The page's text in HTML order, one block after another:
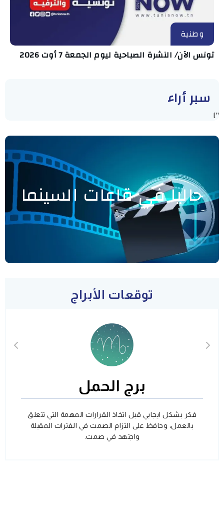
وطنية
تونس الآن/ النشرة الصباحية ليوم الجمعة 7 أوت 2026
سبر أراء
"]
حاليا في قاعات السينما
توقعات الأبراج
برج الحمل
فكر بشكل ايجابي قبل اتخاذ القرارات المهمة التي تتعلق
بالعمل، وحافظ على التزام الصمت في الفترات المقبلة
واجتهد في صمت.